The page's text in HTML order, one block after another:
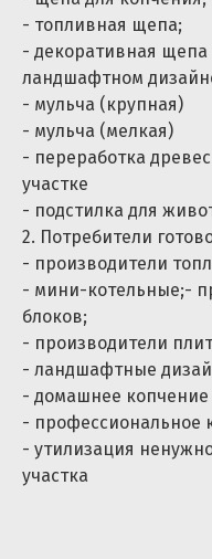
- топливная щепа;
- декоративная
ландшафтном
- мульча (крупная)
- мульча (мелкая)
- переработка
участке
- подстилка для
2. Потребители
- производители
- мини-котельные;-
блоков;
- производители
- ландшафтные
- домашнее копчение
- профессиональное
- утилизация
участка